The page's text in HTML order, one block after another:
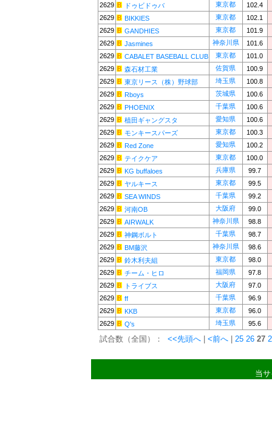
2629
ドゥビドゥバ 東京都
102.4
2629
BIKKIES 東京都
102.1
2629
GANDHIES 東京都
101.9
2629
Jasmines 神奈川県
101.6
2629
CABALET BASEBALL CLUB 東京都
101.0
2629
森石材工業 佐賀県
100.9
2629
東京リース（株）野球部 埼玉県
100.8
2629
Rboys 茨城県
100.6
2629
PHOENIX 千葉県
100.6
2629
植田ギャングスタ 愛知県
100.6
2629
モンキースパーズ 東京都
100.3
2629
Red Zone 愛知県
100.2
2629
テイクケア 東京都
100.0
2629
KG buffaloes 兵庫県
99.7
2629
ヤルキース 東京都
99.5
2629
SEA WINDS 千葉県
99.2
2629
河南OB 大阪府
99.0
2629
AIRWALK 神奈川県
98.8
2629
神鋼ボルト 千葉県
98.7
2629
BM藤沢 神奈川県
98.6
2629
鈴木利夫組 東京都
98.0
2629
チーム・ヒロ 福岡県
97.8
2629
トライブス 大阪府
97.0
2629
ff 千葉県
96.9
2629
KKB 東京都
96.0
2629
Q's 埼玉県 95.6
試合数（全国）： <<先頭へ <前へ 25 26 27
当